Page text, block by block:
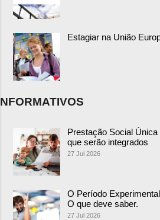
Estagiar na União
NFORMATIVOS
Prestação Social
que serão integrados
27 Jul 2026
O Período
O que deve saber.
27 Jul 2026